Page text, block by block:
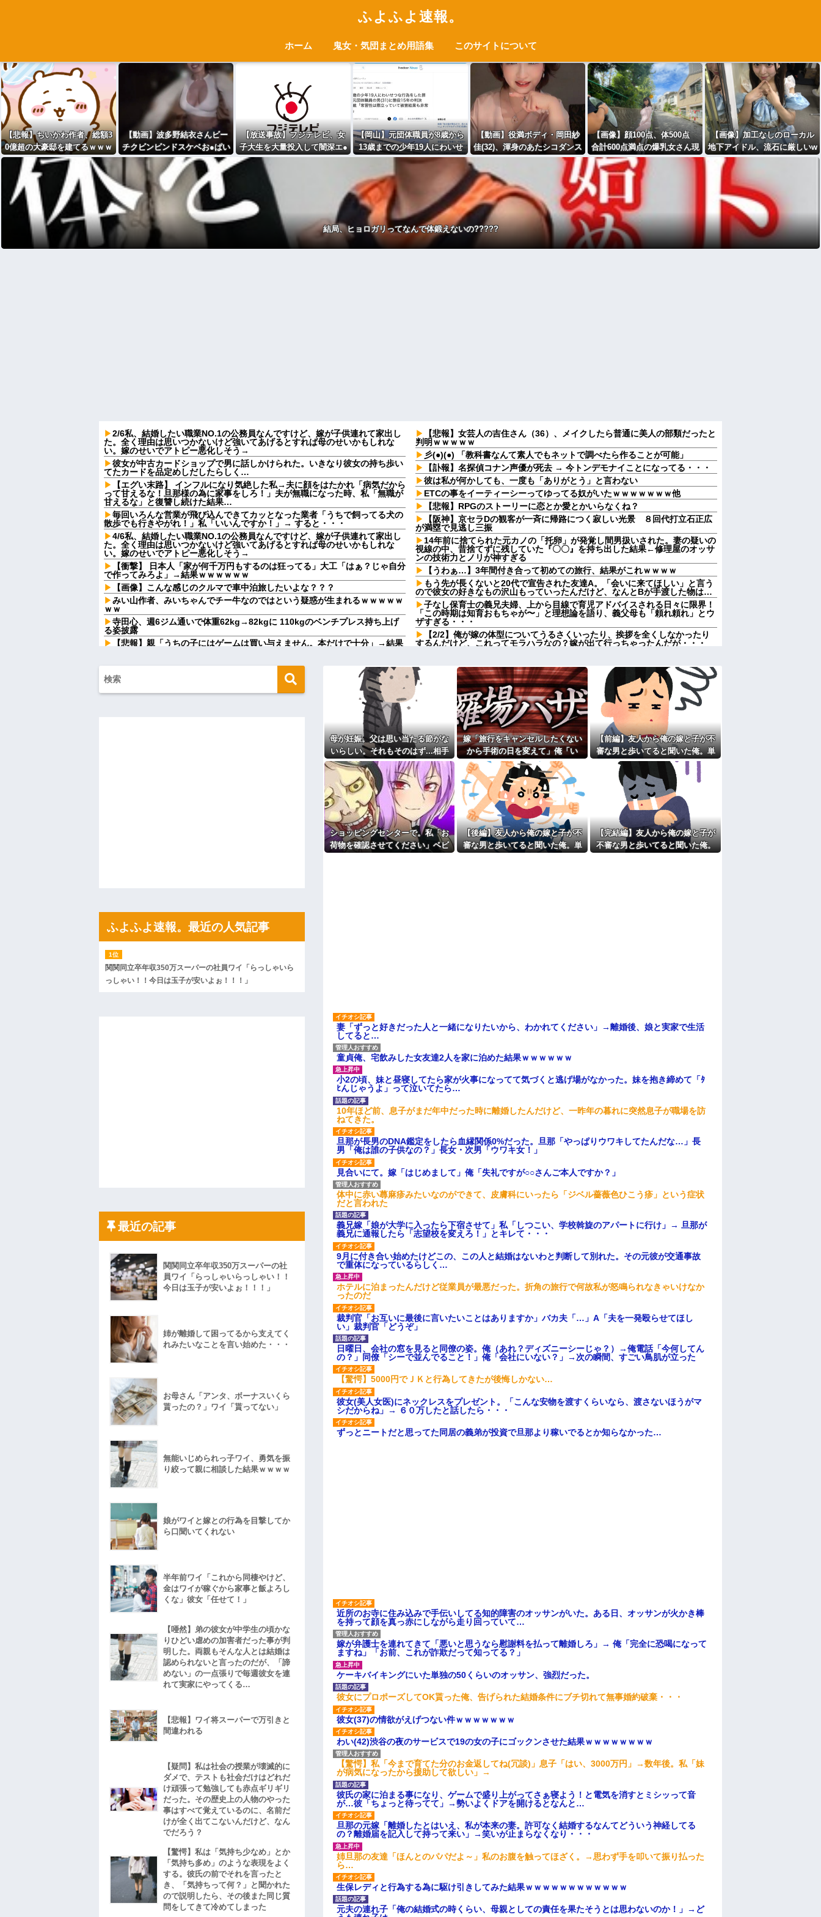
ふよふよ速報。
ホーム 鬼女・気団まとめ用語集 このサイトについて
【悲報】ちいかわ作者、総額3
0億超の大豪邸を建てるｗｗｗ
ｗｗｗｗｗｗｗｗｗｗｗｗｗ
ｗｗｗ
【動画】波多野結衣さんビー
チクビンビンドスケベお●ぱい
ｗｗｗｗｗｗｗｗｗｗ
【放送事故】フジテレビ、女
子大生を大量投入して闇深エ●
番組ｗｗｗｗ
【岡山】元団体職員が8歳から
13歳までの少年19人にわいせ
つ行為→懲役15年の判決
【動画】役満ボディ・岡田紗
佳(32)、渾身のあたシコダンス
wwwwwww
【画像】顔100点、体500点
合計600点満点の爆乳女さん現
るｗｗｗwｗｗｗｗｗｗｗｗ
【画像】加工なしのローカル
地下アイドル、流石に厳しいw
wwwww
結局、ヒョロガリってなんで体鍛えないの?????
2/6私、結婚したい職業NO.1の公務員なんですけど、嫁が子供連れて家出し
た。全く理由は思いつかないけど強いてあげるとすれば母のせいかもしれな
い。嫁のせいでアトピー悪化しそう→
彼女が中古カードショップで男に話しかけられた。いきなり彼女の持ち歩い
てたカードを品定めしだしたらしく…
【エグい末路】 インフルになり気絶した私→夫に顔をはたかれ「病気だから
って甘えるな！旦那様の為に家事をしろ！」夫が無職になった時、私「無職が
甘えるな」と復讐し続けた結果…
毎回いろんな営業が飛び込んできてカッとなった業者「うちで飼ってる犬の
散歩でも行きやがれ！」私「いいんですか！」→ すると・・・
4/6私、結婚したい職業NO.1の公務員なんですけど、嫁が子供連れて家出し
た。全く理由は思いつかないけど強いてあげるとすれば母のせいかもしれな
い。嫁のせいでアトピー悪化しそう→
【衝撃】 日本人「家が何千万円もするのは狂ってる」大工「はぁ？じゃ自分
で作ってみろよ」→結果ｗｗｗｗｗｗ
【画像】こんな感じのクルマで車中泊旅したいよな？？？
みい山作者、みいちゃんでチー牛なのではという疑惑が生まれるｗｗｗｗｗ
ｗｗ
寺田心、週6ジム通いで体重62kg→82kgに 110kgのベンチプレス持ち上げ
る姿披露
【悲報】親「うちの子にはゲームは買い与えません。本だけで十分」→結果
ハンターハンターにわか「何でも切れる刀は具現化できない(ﾆﾁｯ」←これ
夫「嫁がメシマズで困ってるんだよ。毎日つれーわｗ」義両親「なに！食べ
に行く！」夫「いや、そんな事しなくていいからｗ」→ある日、私の作った
ご...
釣りに行く息子がご飯全部おにぎりにしてくれた。わずかにビオレ薬用ハン
私「私と結婚して幸せ？」旦那「お前もそう思うだろ？」→その返事が忘れ
森三中体型な先輩嫁さんが数年後、深キョン以上の美人に変身してた。その
先生から電話があったんだけど、「～とか～」「～とか考えて～」と何度も
同僚「今日も電話貸して」私「毎回は困るよ」→断った途端に逆ギレされた
もう先が長くないと20代で宣告された友達A。「会いに来てほしい」と言う
ので彼女の好きなもの沢山もっていったんだけど、なんとBが手渡した物は…
ハードオフに売っていた4万4000円のフィギュアがヤバすぎるｗｗｗｗｗｗ
後続車にクラクションを鳴らされ彼氏が逆切れ。「何クラクション鳴らして
んだ！降りてこいよ！」と怒鳴りだし...
【衝撃】報酬100万円超の治験募集がこちらｗｗｗｗｗ(※画像あり)
ｗｗｗｗｗｗｗｗｗｗ
【愕然】白のクラウン俺氏、高速道路左車線を制限速度で走った結果
wwwwwwwwwwww
【悲報】女芸人の吉住さん（36）、メイクしたら普通に美人の部類だったと
判明ｗｗｗｗｗ
彡(●)(●) 「教科書なんて素人でもネットで調べたら作ることが可能」
【訃報】名探偵コナン声優が死去 → 今トンデモナイことになってる・・・
彼は私が何かしても、一度も「ありがとう」と言わない
ETCの事をイーティーシーってゆってる奴がいたｗｗｗｗｗｗｗ他
【悲報】RPGのストーリーに恋とか愛とかいらなくね？
【阪神】京セラDの観客が一斉に帰路につく寂しい光景 ８回代打立石正広
が満塁で見逃し三振
14年前に捨てられた元カノの「托卵」が発覚し間男扱いされた。妻の疑いの
視線の中、昔捨てずに残していた『〇〇』を持ち出した結果←修理屋のオッサ
ンの技術力とノリが神すぎる
【うわぁ…】3年間付き合って初めての旅行、結果がこれｗｗｗｗ
もう先が長くないと20代で宣告された友達A。「会いに来てほしい」と言う
ので彼女の好きなもの沢山もっていったんだけど、なんとBが手渡した物は…
子なし保育士の義兄夫婦、上から目線で育児アドバイスされる日々に限界！
「この時期は知育おもちゃが〜」と理想論を語り、義父母も「頼れ頼れ」とウ
ザすぎる・・・
【2/2】俺が嫁の体型についてうるさくいったり、挨拶を全くしなかったり
するんだけど、これってモラハラなの？嫁が出て行っちゃったんだが・・・
彼女と結婚の話をしていた時に言われたことが衝撃だった
【疑問】葬式←まぁわかる 四十九日←いらねぇだろ
毎年母の日の前に義母から「母の日遊びにおいでコール」が入る。今年は私
が寝込んでいて忙しいので、行くのを断ったのだが…
【闇】『強度行動障害』の女の子、自分をグーパンしまくる
祖母が農具をしまっている倉庫の鍵を、私が無くしたと思っていたら…
幼稚な義弟夫婦が大嫌い。低学歴だしパラサイトだし夫婦揃って太ってる
し。義母にベタベタ甘えて「ジュース飲みた～い」何かあるとすぐ「親に言い
つけてやる！」
主な税金の成り立ちを調べてみたよ
母が妊娠。父は思い当たる節がな
いらしい。それもそのはず...相手
は中1の...
嫁「旅行をキャンセルしたくない
から手術の日を変えて」俺「い
や、それおかしくない？」→納得
できず…
【前編】友人から俺の嫁と子が不
審な男と歩いてると聞いた俺。単
身赴任先から興信所に相談した結
果
ショッピングセンターで。私「お
荷物を確認させてください」ベビ
【後編】友人から俺の嫁と子が不
審な男と歩いてると聞いた俺。単
【完結編】友人から俺の嫁と子が
不審な男と歩いてると聞いた俺。
妻「ずっと好きだった人と一緒になりたいから、わかれてください」→離婚後、娘と実家で生活
してると…
童貞俺、宅飲みした女友達2人を家に泊めた結果ｗｗｗｗｗｗ
小2の頃、妹と昼寝してたら家が火事になってて気づくと逃げ場がなかった。妹を抱き締めて「ﾀ
ﾋんじゃうよ」って泣いてたら…
10年ほど前、息子がまだ年中だった時に離婚したんだけど、一昨年の暮れに突然息子が職場を訪
ねてきた。
旦那が長男のDNA鑑定をしたら血縁関係0%だった。旦那「やっぱりウワキしてたんだな…」長
男「俺は誰の子供なの？」長女・次男「ウワキ女！」
見合いにて。嫁「はじめまして」俺「失礼ですが○○さんご本人ですか？」
体中に赤い蕁麻疹みたいなのができて、皮膚科にいったら「ジベル薔薇色ひこう疹」という症状
だと言われた
義兄嫁「娘が大学に入ったら下宿させて」私「しつこい、学校斡旋のアパートに行け」→ 旦那が
義兄に通報したら「志望校を変えろ！」とキレて・・・
9月に付き合い始めたけどこの、この人と結婚はないわと判断して別れた。その元彼が交通事故
で重体になっているらしく…
ホテルに泊まったんだけど従業員が最悪だった。折角の旅行で何故私が怒鳴られなきゃいけなか
ったのだ
裁判官「お互いに最後に言いたいことはありますか」バカ夫「…」A「夫を一発殴らせてほし
い」裁判官「どうぞ」
日曜日、会社の窓を見ると同僚の姿。俺（あれ？ディズニーシーじゃ？）→俺電話「今何してん
の？」同僚「シーで並んでること！」俺「会社にいない？」→次の瞬間、すごい鳥肌が立った
【驚愕】5000円でＪＫと行為してきたが後悔しかない…
彼女(美人女医)にネックレスをプレゼント。「こんな安物を渡すくらいなら、渡さないほうがマ
シだからね」→ ６０万したと話したら・・・
ずっとニートだと思ってた同居の義弟が投資で旦那より稼いでるとか知らなかった…
近所のお寺に住み込みで手伝いしてる知的障害のオッサンがいた。ある日、オッサンが火かき棒
を持って顔を真っ赤にしながら走り回っていて…
嫁が弁護士を連れてきて「悪いと思うなら慰謝料を払って離婚しろ」→ 俺「完全に恐喝になって
ますね」「お前、これが詐欺だって知ってる？」
ケーキバイキングにいた単独の50くらいのオッサン、強烈だった。
彼女にプロポーズしてOK貰った俺、告げられた結婚条件にブチ切れて無事婚約破棄・・・
彼女(37)の情欲がえげつない件ｗｗｗｗｗｗｗ
わい(42)渋谷の夜のサービスで19の女の子にゴックンさせた結果ｗｗｗｗｗｗｗｗ
【驚愕】私「今まで育てた分のお金返してね(冗談)」息子「はい、3000万円」→数年後。私「妹
が病気になったから援助して欲しい」→
彼氏の家に泊まる事になり、ゲームで盛り上がってさぁ寝よう！と電気を消すとミシッって音
が…彼「ちょっと待ってて」→勢いよくドアを開けるとなんと…
旦那の元嫁「離婚したとはいえ、私が本来の妻。許可なく結婚するなんてどういう神経してる
の？離婚届を記入して持って来い」→笑いが止まらなくなり・・・
姉旦那の友達「ほんとのパパだよ～」私のお腹を触ってほざく。→思わず手を叩いて振り払った
ら…
生保レディと行為する為に駆け引きしてみた結果ｗｗｗｗｗｗｗｗｗｗｗｗ
元夫の連れ子「俺の結婚式の時くらい、母親としての責任を果たそうとは思わないのか！」→ど
ふよふよ速報。最近の人気記事
関関同立卒年収350万スーパーの社員ワイ「らっしゃいら
っしゃい！！今日は玉子が安いよぉ！！！」
最近の記事
関関同立卒年収350万スーパーの社
員ワイ「らっしゃいらっしゃい！！
今日は玉子が安いよぉ！！！」
姉が離婚して困ってるから支えてく
れみたいなことを言い始めた・・・
お母さん「アンタ、ボーナスいくら
貰ったの？」ワイ「貰ってない」
無能いじめられっ子ワイ、勇気を振
り絞って親に相談した結果ｗｗｗｗ
娘がワイと嫁との行為を目撃してか
ら口聞いてくれない
半年前ワイ「これから同棲やけど、
金はワイが稼ぐから家事と飯よろし
くな」彼女「任せて！」
【唖然】弟の彼女が中学生の頃かな
りひどい虐めの加害者だった事が判
明した。両親もそんな人とは結婚は
認められないと言ったのだが、「諦
めない」の一点張りで毎週彼女を連
れて実家にやってくる…
【悲報】ワイ将スーパーで万引きと
間違われる
【疑問】私は社会の授業が壊滅的に
ダメで、テストも社会だけはどれだ
け頑張って勉強しても赤点ギリギリ
だった。その歴史上の人物のやった
事はすべて覚えているのに、名前だ
けが全く出てこないんだけど、なん
でだろう？
【驚愕】私は「気持ち少なめ」とか
「気持ち多め」のような表現をよく
する。彼氏の前でそれを言ったと
き、「気持ちって何？」と聞かれた
ので説明したら、その後また同じ質
問をしてきて冷めてしまった